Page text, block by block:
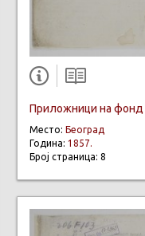
Приложници на фонд
Место: Београд
Година: 1857.
Број страница: 8